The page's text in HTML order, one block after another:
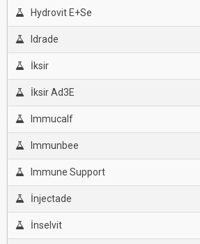
Hydrovit E+Se
Idrade
İksir
İksir Ad3E
Immucalf
Immunbee
Immune Support
İnjectade
İnselvit